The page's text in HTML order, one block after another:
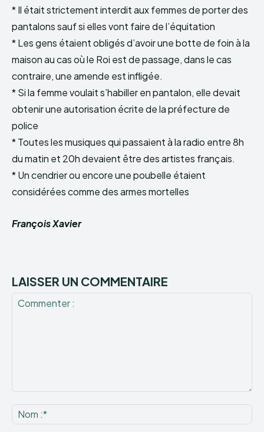
* Il était strictement interdit aux femmes de porter des
pantalons sauf si elles vont faire de l’équitation
* Les gens étaient obligés d’avoir une botte de foin à la
maison au cas où le Roi est de passage, dans le cas
contraire, une amende est infligée.
* Si la femme voulait s’habiller en pantalon, elle devait
obtenir une autorisation écrite de la préfecture de
police
* Toutes les musiques qui passaient à la radio entre 8h
du matin et 20h devaient être des artistes français.
* Un cendrier ou encore une poubelle étaient
considérées comme des armes mortelles
François Xavier
LAISSER UN COMMENTAIRE
:*